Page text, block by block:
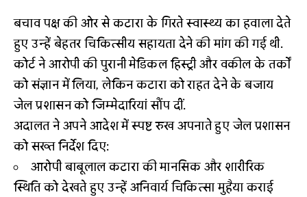
बचाव पक्ष की ओर से कटारा के गिरते स्वास्थ्य का हवाला देते
हुए उन्हें बेहतर चिकित्सीय सहायता देने की मांग की गई थी.
कोर्ट ने आरोपी की पुरानी मेडिकल हिस्ट्री और वकील के तर्कों
को संज्ञान में लिया, लेकिन कटारा को राहत देने के बजाय
जेल प्रशासन को जिम्मेदारियां सौंप दीं.
अदालत ने अपने आदेश में स्पष्ट रुख अपनाते हुए जेल प्रशासन
को सख्त निर्देश दिए:
आरोपी बाबूलाल कटारा की मानसिक और शारीरिक
स्थिति को देखते हुए उन्हें अनिवार्य चिकित्सा मुहैया कराई